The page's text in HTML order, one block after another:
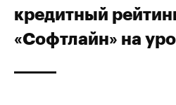
кредитный
«Софтлайн» на